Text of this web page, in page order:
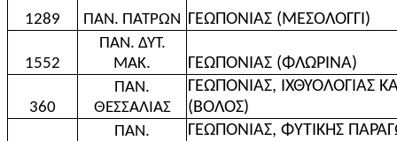
1289 ΠΑΝ. ΠΑΤΡΩΝ ΓΕΩΠΟΝΙΑΣ (ΜΕΣΟΛΟΓΓΙ)
1552
ΠΑΝ. ΔΥΤ.
ΜΑΚ.
ΓΕΩΠΟΝΙΑΣ (ΦΛΩΡΙΝΑ)
360
ΠΑΝ.
ΘΕΣΣΑΛΙΑΣ
ΓΕΩΠΟΝΙΑΣ, ΙΧΘΥΟΛΟΓΙΑΣ
(ΒΟΛΟΣ)
ΠΑΝ.
ΓΕΩΠΟΝΙΑΣ, ΦΥΤΙΚΗΣ